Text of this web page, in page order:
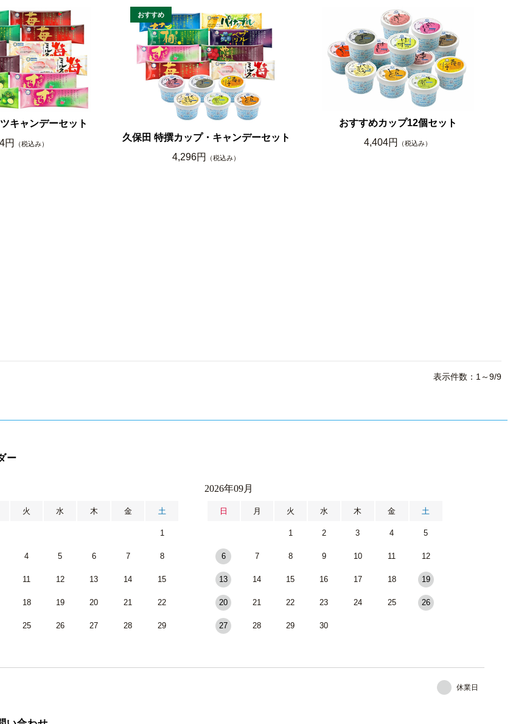
キャンデーセット
円
（税込み）
久保田 特撰カップ・キャンデーセット
4,296円
（税込み）
おすすめカップ12個セット
4,404円
（税込み）
表示件数：1～9/9
ー
火 水 木 金 土
1
4 5 6 7 8
11 12 13 14 15
18 19 20 21 22
25 26 27 28 29
2026年09月
日 月 火 水 木 金 土
1 2 3 4 5
6 7 8 9 10 11 12
13 14 15 16 17 18 19
20 21 22 23 24 25 26
27 28 29 30
休業日